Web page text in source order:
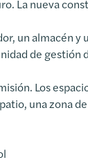
La nueva
un almacén y
de gestión
Los
una zona